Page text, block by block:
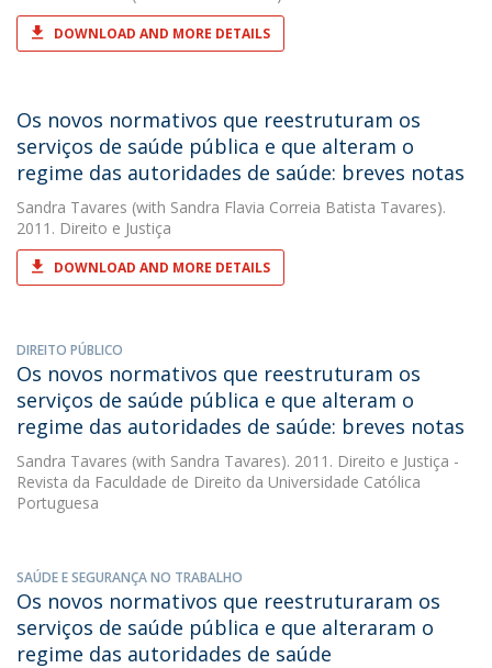
DOWNLOAD AND MORE DETAILS
Os novos normativos que reestruturam os
serviços de saúde pública e que alteram o
regime das autoridades de saúde: breves notas
Sandra Tavares (with Sandra Flavia Correia Batista Tavares).
2011. Direito e Justiça
DOWNLOAD AND MORE DETAILS
DIREITO PÚBLICO
Os novos normativos que reestruturam os
serviços de saúde pública e que alteram o
regime das autoridades de saúde: breves notas
Sandra Tavares (with Sandra Tavares). 2011. Direito e Justiça -
Revista da Faculdade de Direito da Universidade Católica
Portuguesa
SAÚDE E SEGURANÇA NO TRABALHO
Os novos normativos que reestruturaram os
serviços de saúde pública e que alteraram o
regime das autoridades de saúde